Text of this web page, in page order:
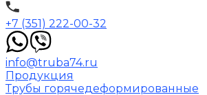
+7 (351) 222-00-32
info@truba74.ru
Продукция
Трубы горячедеформированные